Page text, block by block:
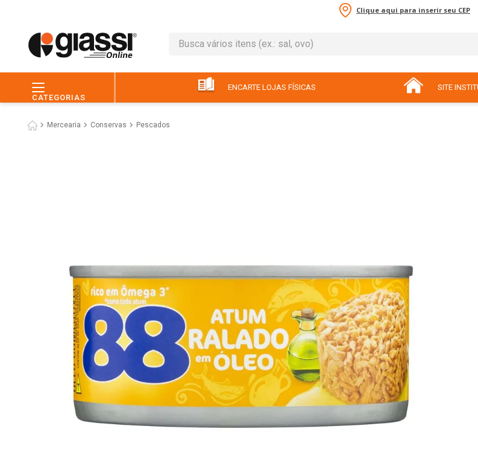
Clique aqui para inserir seu CEP
Busca vários itens (ex.: sal, ovo)
CATEGORIAS
ENCARTE LOJAS FÍSICAS SITE
Mercearia Conservas Pescados
leite
10º arroz